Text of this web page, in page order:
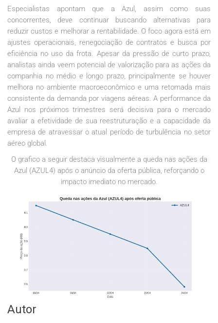
Especialistas apontam que a Azul, assim como suas
concorrentes, deve continuar buscando alternativas para
reduzir custos e melhorar a rentabilidade. O foco agora está em
ajustes operacionais, renegociação de contratos e busca por
eficiência no uso da frota. Apesar da pressão de curto prazo,
analistas ainda veem potencial de valorização para as ações da
companhia no médio e longo prazo, principalmente se houver
melhora no ambiente macroeconômico e uma retomada mais
consistente da demanda por viagens aéreas. A performance da
Azul nos próximos trimestres será decisiva para o mercado
avaliar a efetividade de sua reestruturação e a capacidade da
empresa de atravessar o atual período de turbulência no setor
aéreo global.
O grafico a seguir destaca visualmente a queda nas ações da
Azul (AZUL4) após o anúncio da oferta pública, reforçando o
impacto imediato no mercado.
Autor